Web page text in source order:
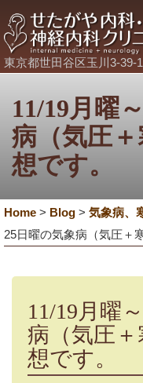
東京都世田谷区玉川3-39-
11/19月曜
病（気圧
想です。
Home > Blog > 気象病、
25日曜の気象病（気圧＋
11/19月曜
病（気圧
想です。